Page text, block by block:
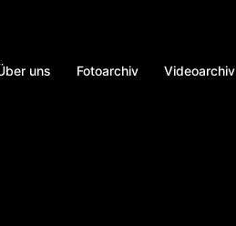
uns Fotoarchiv Videoarchiv